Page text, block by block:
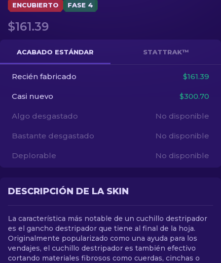
Cuchillos
Cajas
ES
ENCUBIERTO FASE 4
$161.39
ACABADO ESTÁNDAR STATTRAK™
Recién fabricado $161.39
Casi nuevo $300.70
Algo desgastado No disponible
Bastante desgastado No disponible
Deplorable No disponible
DESCRIPCIÓN DE LA SKIN
La característica más notable de un cuchillo destripador
es el gancho destripador que tiene al final de la hoja.
Originalmente popularizado como una ayuda para los
vendajes, el cuchillo destripador es también efectivo
cortando materiales fibrosos como cuerdas, cinchas o